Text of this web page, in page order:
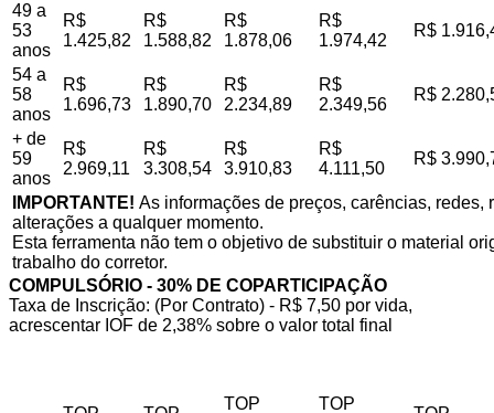
49 a
53
anos
R$
1.425,82
R$
1.588,82
R$
1.878,06
R$
1.974,42
R$
54 a
58
anos
R$
1.696,73
R$
1.890,70
R$
2.234,89
R$
2.349,56
R$
+ de
59
anos
R$
2.969,11
R$
3.308,54
R$
3.910,83
R$
4.111,50
R$
IMPORTANTE! As informações de preços, carências,
alterações a qualquer momento.
Esta ferramenta não tem o objetivo de substituir o material
trabalho do corretor.
COMPULSÓRIO - 30% DE COPARTICIPAÇÃO
Taxa de Inscrição: (Por Contrato) - R$ 7,50 por vida,
acrescentar IOF de 2,38% sobre o valor total final
TOP
TOP